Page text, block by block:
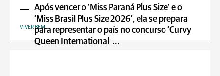
Após vencer o ‘Miss Paraná Plus Size’ e o
‘Miss Brasil Plus Size 2026’, ela se prepara
para representar o país no concurso ‘Curvy
Queen International’ ...
VIVER BEM